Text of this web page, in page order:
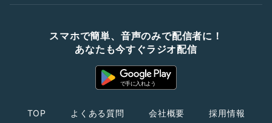
スマホで簡単、音声のみで配信者に！
あなたも今すぐラジオ配信
TOP よくある質問 会社概要 採用情報